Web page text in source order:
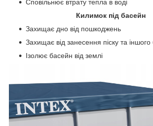
Сповільнює втрату тепла в воді
Килимок під басейн
Захищає дно від пошкоджень
Захищає від занесення піску та
Ізолює басейн від землі